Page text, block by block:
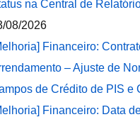
na Central de
08/2026
Financeiro:
– Ajuste de
de Crédito de PIS e
Financeiro: Data